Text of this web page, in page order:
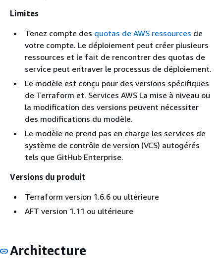
Limites
Tenez compte des quotas de AWS ressources de
votre compte. Le déploiement peut créer plusieurs
ressources et le fait de rencontrer des quotas de
service peut entraver le processus de déploiement.
Le modèle est conçu pour des versions spécifiques
de Terraform et. Services AWS La mise à niveau ou
la modification des versions peuvent nécessiter
des modifications du modèle.
Le modèle ne prend pas en charge les services de
système de contrôle de version (VCS) autogérés
tels que GitHub Enterprise.
Versions du produit
Terraform version 1.6.6 ou ultérieure
AFT version 1.11 ou ultérieure
Architecture